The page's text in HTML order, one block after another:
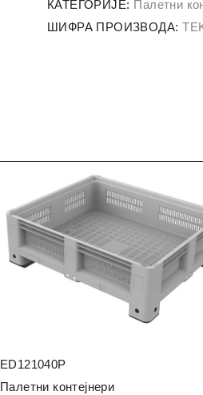
КАТЕГОРИЈЕ: Палетни
ШИФРА ПРОИЗВОДА:
ED121040P
Палетни контејнери